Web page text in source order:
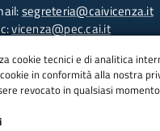
segreteria@caivicenza.it
vicenza@pec.cai.it
80017850241
02471980249
Porta S.Lucia, 95 - 36100
d'apertura:
cookie tecnici e di analitica
in conformità alla nostra
revocato in qualsiasi